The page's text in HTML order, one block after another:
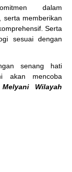
dalam
serta memberikan
Serta
sesuai dengan
senang hati
akan mencoba
Wilayah